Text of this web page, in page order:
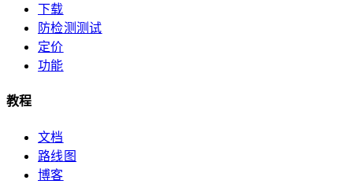
下载
防检测测试
定价
功能
教程
文档
路线图
博客